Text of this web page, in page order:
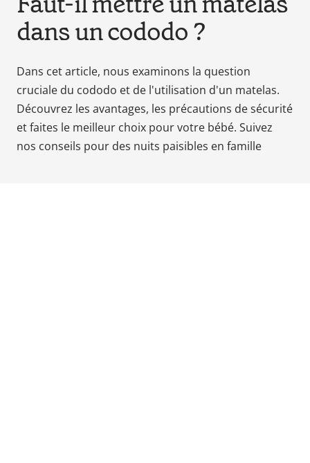
Babyphones,
coussins
de
lit
dans un cododo ?
Dans cet article, nous examinons la question
cruciale du cododo et de l'utilisation d'un matelas.
Découvrez les avantages, les précautions de sécurité
et faites le meilleur choix pour votre bébé. Suivez
nos conseils pour des nuits paisibles en famille